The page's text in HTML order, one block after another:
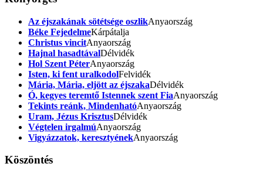
Az éjszakának sötétsége oszlikAnyaország
Béke FejedelmeKárpátalja
Christus vincitAnyaország
Hajnal hasadtávalDélvidék
Hol Szent PéterAnyaország
Isten, ki fent uralkodolFelvidék
Mária, Mária, eljött az éjszakaDélvidék
Ó, kegyes teremtő Istennek szent FiaAnyaország
Tekints reánk, MindenhatóAnyaország
Uram, Jézus KrisztusDélvidék
Végtelen irgalmúAnyaország
Vigyázzatok, keresztyénekAnyaország
Köszöntés